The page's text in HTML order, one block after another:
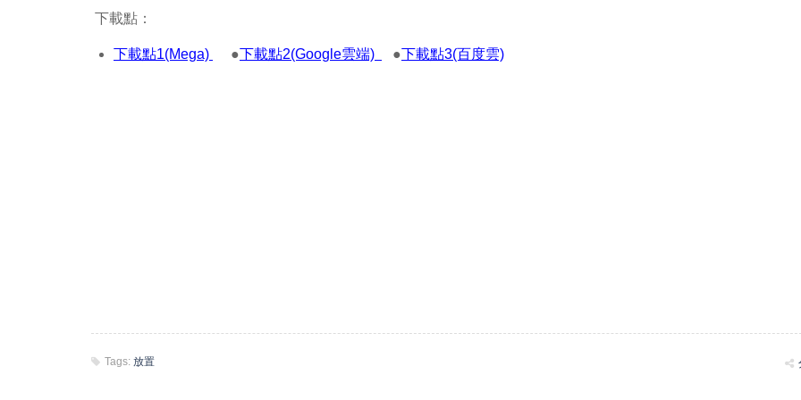
下載點：
下載點1(Mega) ●下載點2(Google雲端) ●下載點3(百度雲)
Tags: 放置